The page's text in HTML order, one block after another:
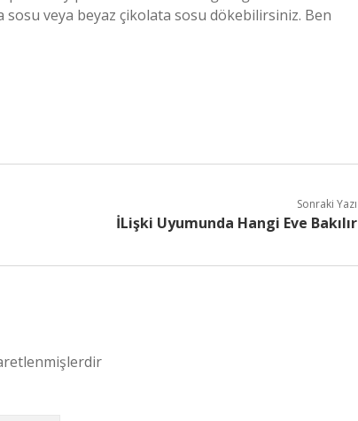
veya beyaz çikolata sosu dökebilirsiniz. Ben
Sonraki Yazı
İLişki Uyumunda Hangi Eve Bakılır